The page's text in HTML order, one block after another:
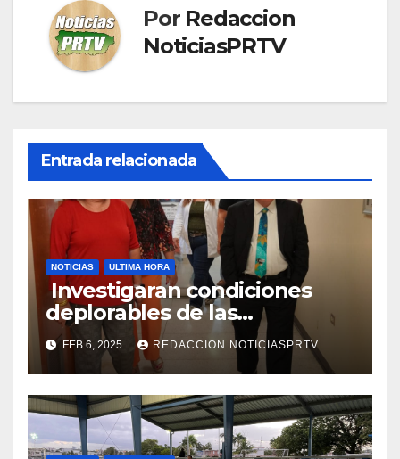
Por Redaccion
NoticiasPRTV
Entrada relacionada
NOTICIAS ULTIMA HORA
Investigaran condiciones
deplorables de las
facilidades el Departamento
de la Salud en Mayagüez
FEB 6, 2025 REDACCION NOTICIASPRTV